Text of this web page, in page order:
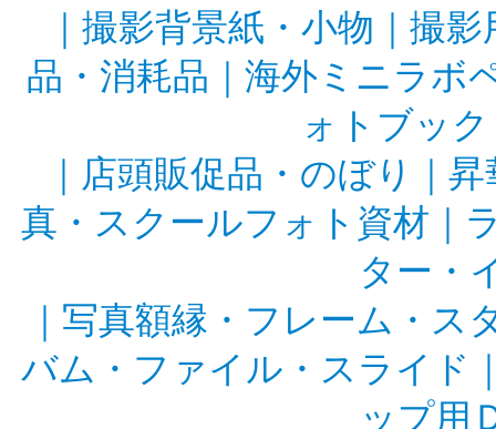
撮影背景紙・小物
撮影
品・消耗品
海外ミニラボ
ォトブッ
店頭販促品・のぼり
昇
真・スクールフォト資材
ター・
写真額縁・フレーム・ス
バム・ファイル・スライド
ップ用